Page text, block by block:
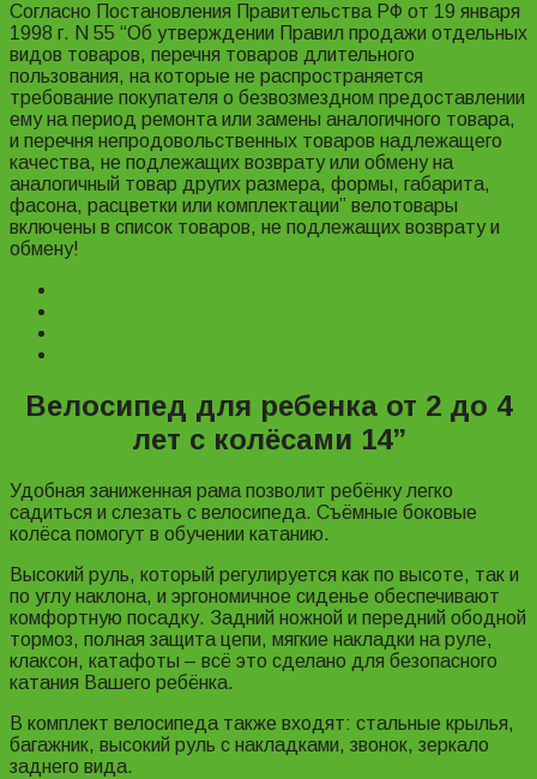
Согласно Постановления Правительства РФ от 19 января
1998 г. N 55 “Об утверждении Правил продажи отдельных
видов товаров, перечня товаров длительного
пользования, на которые не распространяется
требование покупателя о безвозмездном предоставлении
ему на период ремонта или замены аналогичного товара,
и перечня непродовольственных товаров надлежащего
качества, не подлежащих возврату или обмену на
аналогичный товар других размера, формы, габарита,
фасона, расцветки или комплектации” велотовары
включены в список товаров, не подлежащих возврату и
обмену!
Велосипед для ребенка от 2 до 4
лет с колёсами 14”
Удобная заниженная рама позволит ребёнку легко
садиться и слезать с велосипеда. Съёмные боковые
колёса помогут в обучении катанию.
Высокий руль, который регулируется как по высоте, так и
по углу наклона, и эргономичное сиденье обеспечивают
комфортную посадку. Задний ножной и передний ободной
тормоз, полная защита цепи, мягкие накладки на руле,
клаксон, катафоты – всё это сделано для безопасного
катания Вашего ребёнка.
В комплект велосипеда также входят: стальные крылья,
багажник, высокий руль с накладками, звонок, зеркало
заднего вида.